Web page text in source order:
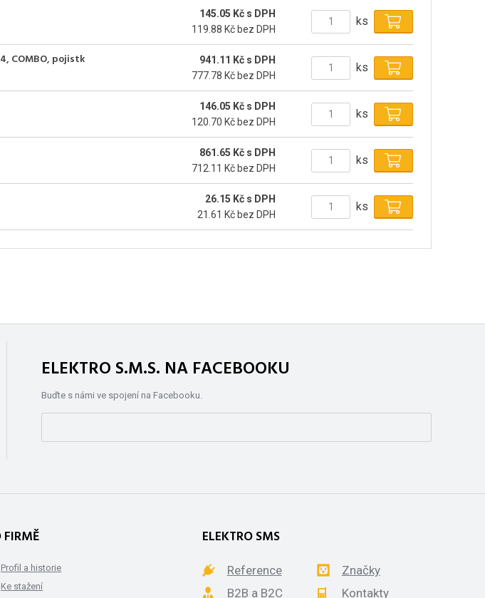
145.05 Kč s DPH
119.88 Kč bez DPH
ks
COMBO, pojistk
941.11 Kč s DPH
777.78 Kč bez DPH
ks
146.05 Kč s DPH
120.70 Kč bez DPH
ks
861.65 Kč s DPH
712.11 Kč bez DPH
ks
26.15 Kč s DPH
21.61 Kč bez DPH
ks
ELEKTRO S.M.S. NA FACEBOOKU
Buďte s námi ve spojení na Facebooku.
FIRMĚ
Profil a historie
Ke stažení
ELEKTRO SMS
Reference
Značky
B2B a B2C
Kontakty